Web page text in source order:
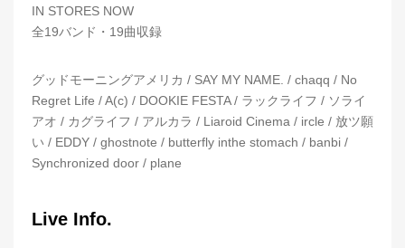
IN STORES NOW
全19バンド・19曲収録
グッドモーニングアメリカ / SAY MY NAME. / chaqq / No
Regret Life / A(c) / DOOKIE FESTA / ラックライフ / ソライ
アオ / カグライフ / アルカラ / Liaroid Cinema / ircle / 放ツ願
い / EDDY / ghostnote / butterfly inthe stomach / banbi /
Synchronized door / plane
Live Info.